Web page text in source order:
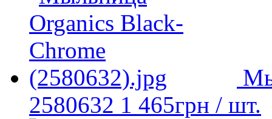
2580632 1 465грн / шт.